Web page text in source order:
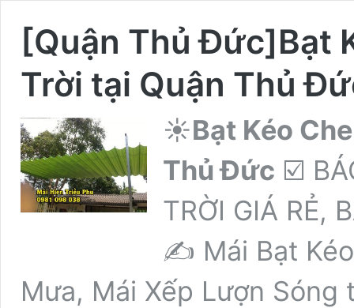
[Quận Thủ Đức]Bạt
Trời tại Quận Thủ
☀️Bạt Kéo
Thủ Đức ☑️
TRỜI GIÁ RẺ,
✍ Mái Bạt
Mưa, Mái Xếp Lượn Sóng